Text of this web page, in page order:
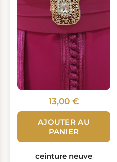
13,00 €
AJOUTER AU
PANIER
ceinture neuve